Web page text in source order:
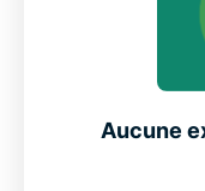
Aucune